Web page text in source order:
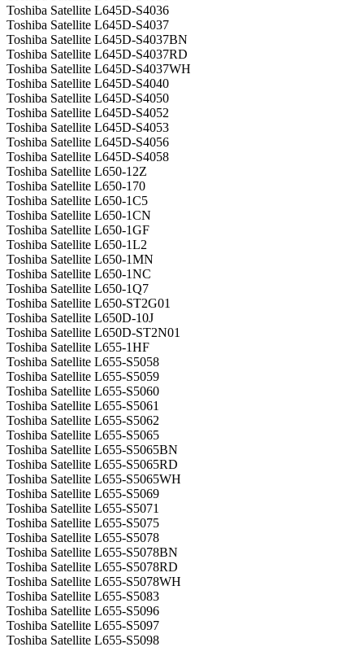
Toshiba Satellite L645D-S4036
Toshiba Satellite L645D-S4037
Toshiba Satellite L645D-S4037BN
Toshiba Satellite L645D-S4037RD
Toshiba Satellite L645D-S4037WH
Toshiba Satellite L645D-S4040
Toshiba Satellite L645D-S4050
Toshiba Satellite L645D-S4052
Toshiba Satellite L645D-S4053
Toshiba Satellite L645D-S4056
Toshiba Satellite L645D-S4058
Toshiba Satellite L650-12Z
Toshiba Satellite L650-170
Toshiba Satellite L650-1C5
Toshiba Satellite L650-1CN
Toshiba Satellite L650-1GF
Toshiba Satellite L650-1L2
Toshiba Satellite L650-1MN
Toshiba Satellite L650-1NC
Toshiba Satellite L650-1Q7
Toshiba Satellite L650-ST2G01
Toshiba Satellite L650D-10J
Toshiba Satellite L650D-ST2N01
Toshiba Satellite L655-1HF
Toshiba Satellite L655-S5058
Toshiba Satellite L655-S5059
Toshiba Satellite L655-S5060
Toshiba Satellite L655-S5061
Toshiba Satellite L655-S5062
Toshiba Satellite L655-S5065
Toshiba Satellite L655-S5065BN
Toshiba Satellite L655-S5065RD
Toshiba Satellite L655-S5065WH
Toshiba Satellite L655-S5069
Toshiba Satellite L655-S5071
Toshiba Satellite L655-S5075
Toshiba Satellite L655-S5078
Toshiba Satellite L655-S5078BN
Toshiba Satellite L655-S5078RD
Toshiba Satellite L655-S5078WH
Toshiba Satellite L655-S5083
Toshiba Satellite L655-S5096
Toshiba Satellite L655-S5097
Toshiba Satellite L655-S5098